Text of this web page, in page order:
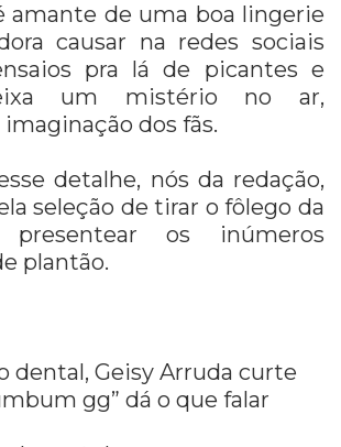
amante de uma boa lingerie
causar na redes sociais
pra lá de picantes e
um mistério no ar,
dos fãs.
detalhe, nós da redação,
seleção de tirar o fôlego da
os inúmeros
plantão.
dental, Geisy Arruda curte
gg” dá o que falar